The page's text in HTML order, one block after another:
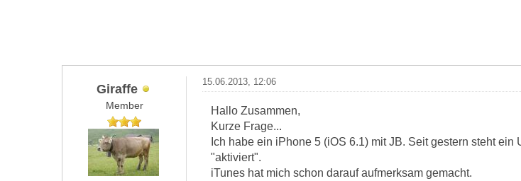
Giraffe
Member
15.06.2013, 12:06
Hallo Zusammen,
Kurze Frage...
Ich habe ein iPhone 5 (iOS 6.1) mit JB. Seit gestern steht
"aktiviert".
iTunes hat mich schon darauf aufmerksam gemacht.